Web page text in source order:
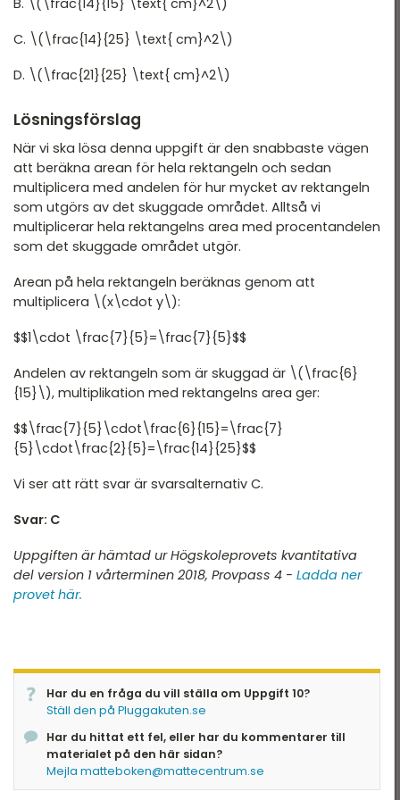
B. \(\frac{14}{15} \text{ cm}^2\)
C. \(\frac{14}{25} \text{ cm}^2\)
D. \(\frac{21}{25} \text{ cm}^2\)
Lösningsförslag
När vi ska lösa denna uppgift är den snabbaste vägen
att beräkna arean för hela rektangeln och sedan
multiplicera med andelen för hur mycket av rektangeln
som utgörs av det skuggade området. Alltså vi
multiplicerar hela rektangelns area med procentandelen
som det skuggade området utgör.
Arean på hela rektangeln beräknas genom att
multiplicera \(x\cdot y\):
$$1\cdot \frac{7}{5}=\frac{7}{5}$$
Andelen av rektangeln som är skuggad är \(\frac{6}
{15}\), multiplikation med rektangelns area ger:
$$\frac{7}{5}\cdot\frac{6}{15}=\frac{7}
{5}\cdot\frac{2}{5}=\frac{14}{25}$$
Vi ser att rätt svar är svarsalternativ C.
Svar: C
Uppgiften är hämtad ur Högskoleprovets kvantitativa
del version 1 vårterminen 2018, Provpass 4 - Ladda ner
provet här.
Har du en fråga du vill ställa om Uppgift 10?
Ställ den på Pluggakuten.se
Har du hittat ett fel, eller har du kommentarer till
materialet på den här sidan?
Mejla matteboken@mattecentrum.se